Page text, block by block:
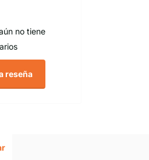
no tiene
reseña